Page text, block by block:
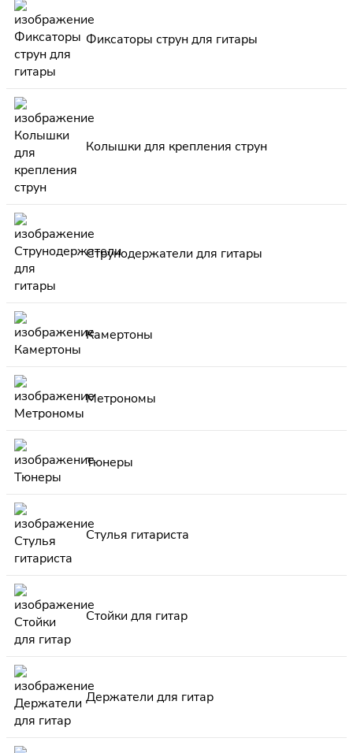
Фиксаторы струн для гитары
Колышки для крепления струн
Струнодержатели для гитары
Камертоны
Метрономы
Тюнеры
Стулья гитариста
Стойки для гитар
Держатели для гитар